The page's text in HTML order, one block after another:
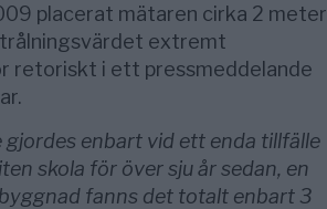
placerat mätaren cirka 2 meter
extremt
retoriskt i ett pressmeddelande
gjordes enbart vid ett enda tillfälle
skola för över sju år sedan, en
fanns det totalt enbart 3